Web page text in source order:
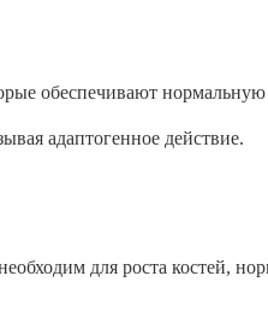
обеспечивают
адаптогенное действие.
для роста костей,